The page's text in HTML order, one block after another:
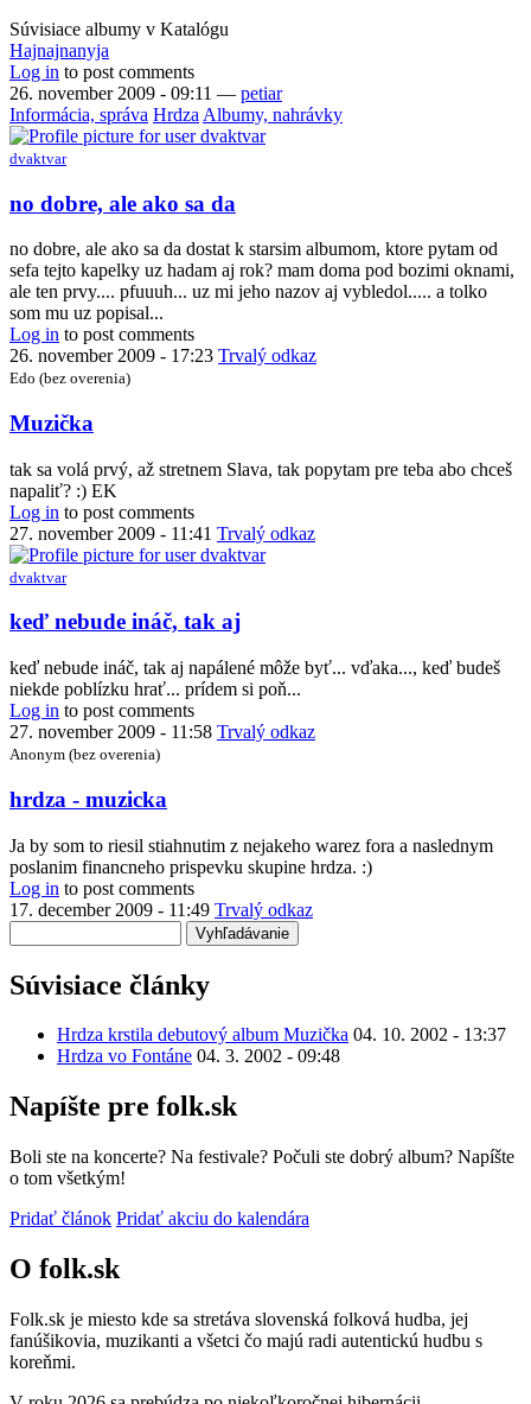
Súvisiace albumy v Katalógu
Hajnajnanyja
Log in to post comments
26. november 2009 - 09:11 — petiar
Informácia, správa Hrdza Albumy, nahrávky
dvaktvar
no dobre, ale ako sa da
no dobre, ale ako sa da dostat k starsim albumom, ktore pytam od
sefa tejto kapelky uz hadam aj rok? mam doma pod bozimi oknami,
ale ten prvy.... pfuuuh... uz mi jeho nazov aj vybledol..... a tolko
som mu uz popisal...
Log in to post comments
26. november 2009 - 17:23 Trvalý odkaz
Edo (bez overenia)
In
reply
to
no
dobre,
ale
ako
sa
da
by
dvaktvar
Muzička
tak sa volá prvý, až stretnem Slava, tak popytam pre teba abo chceš
napaliť? :) EK
Log in to post comments
27. november 2009 - 11:41 Trvalý odkaz
dvaktvar
In
reply
to
Muzička
by
Edo
(bez
overenia)
keď nebude ináč, tak aj
keď nebude ináč, tak aj napálené môže byť... vďaka..., keď budeš
niekde poblízku hrať... prídem si poň...
Log in to post comments
27. november 2009 - 11:58 Trvalý odkaz
Anonym (bez overenia)
In
reply
to
no
dobre,
ale
ako
sa
by
hrdza - muzicka
Ja by som to riesil stiahnutim z nejakeho warez fora a naslednym
poslanim financneho prispevku skupine hrdza. :)
Log in to post comments
17. december 2009 - 11:49 Trvalý odkaz
Súvisiace články
Hrdza krstila debutový album Muzička 04. 10. 2002 - 13:37
Hrdza vo Fontáne 04. 3. 2002 - 09:48
Napíšte pre folk.sk
Boli ste na koncerte? Na festivale? Počuli ste dobrý album? Napíšte
o tom všetkým!
Pridať článok Pridať akciu do kalendára
O folk.sk
Folk.sk je miesto kde sa stretáva slovenská folková hudba, jej
fanúšikovia, muzikanti a všetci čo majú radi autentickú hudbu s
koreňmi.